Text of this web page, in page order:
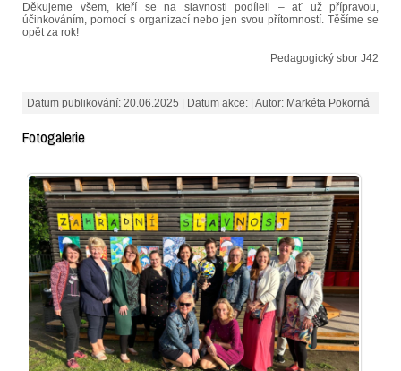
Děkujeme všem, kteří se na slavnosti podíleli – ať už přípravou,
účinkováním, pomocí s organizací nebo jen svou přítomností. Těšíme se
opět za rok!
Pedagogický sbor J42
Datum publikování: 20.06.2025 | Datum akce: | Autor: Markéta Pokorná
Fotogalerie